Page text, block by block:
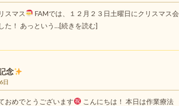
スマス
FAMでは、１２月２３日土曜日にクリスマス会
た！ あっという…[続きを読む]
念
日
おめでとうございます
こんにちは！ 本日は作業療法